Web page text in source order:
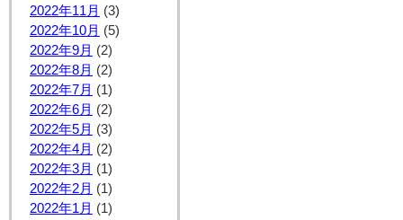
2022年11月 (3)
2022年10月 (5)
2022年9月 (2)
2022年8月 (2)
2022年7月 (1)
2022年6月 (2)
2022年5月 (3)
2022年4月 (2)
2022年3月 (1)
2022年2月 (1)
2022年1月 (1)